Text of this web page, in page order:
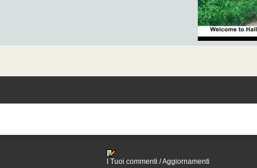
I Tuoi commenti / Aggiornamenti